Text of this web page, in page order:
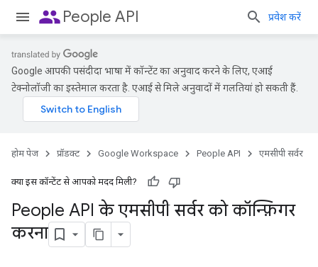
peoplePeople API प्रवेश करें
Google आपकी पसंदीदा भाषा में कॉन्टेंट का अनुवाद करने के लिए, एआई
टेक्नोलॉजी का इस्तेमाल करता है. एआई से मिले अनुवादों में गलतियां हो सकती हैं.
होम पेज प्रॉडक्ट Google Workspace People API एमसीपी सर्वर
क्या इस कॉन्टेंट से आपको मदद मिली?
People API के एमसीपी सर्वर को कॉन्फ़िगर
करना